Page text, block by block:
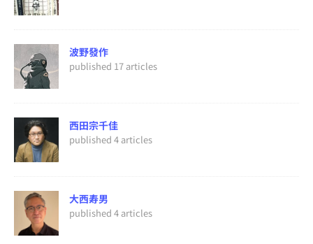
波野發作
published 17 articles
西田宗千佳
published 4 articles
大西寿男
published 4 articles